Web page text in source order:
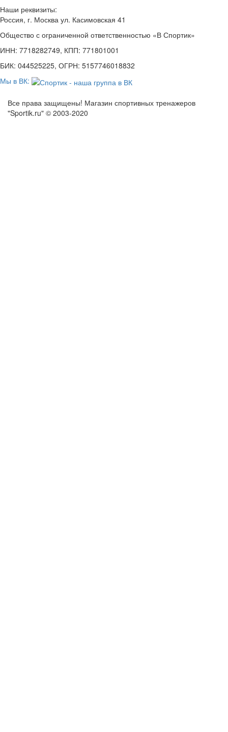
Наши реквизиты:
Россия, г. Москва ул. Касимовская 41
Общество с ограниченной ответственностью «В Спортик»
ИНН: 7718282749, КПП: 771801001
БИК: 044525225, ОГРН: 5157746018832
Мы в ВК:
Все права защищены! Магазин спортивных тренажеров
"Sportik.ru" © 2003-2020